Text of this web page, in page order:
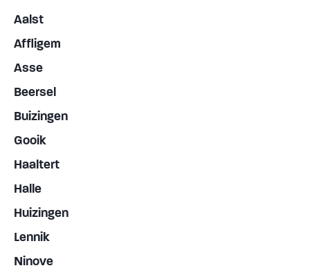
Aalst
Affligem
Asse
Beersel
Buizingen
Gooik
Haaltert
Halle
Huizingen
Lennik
Ninove